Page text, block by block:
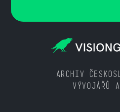
ARCHIV
VÝVOJÁŘŮ